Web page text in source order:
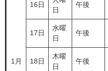
1月
16日
日
午後
17日
水曜
日
午後
18日
木曜
日
午後